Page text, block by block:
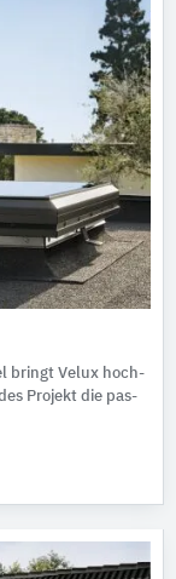
bringt Velux hoch­
Pro­jekt die pas­